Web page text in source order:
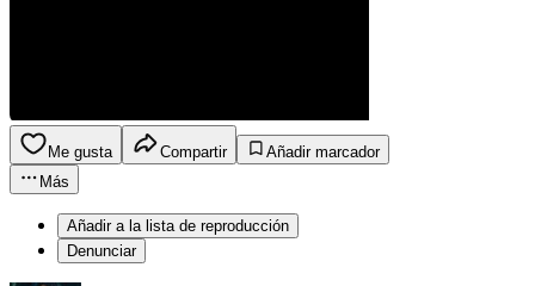
Me gusta Compartir
Añadir marcador
Más
Añadir a la lista de reproducción
Denunciar